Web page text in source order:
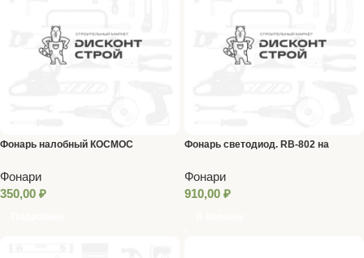
Фонарь налобный КОСМОС
Фонари
350,00 ₽
Фонарь светодиод. RB-802 на
Фонари
910,00 ₽